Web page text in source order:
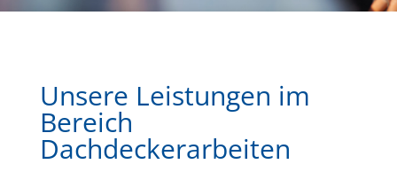
Unsere Leistungen im
Bereich
Dachdeckerarbeiten